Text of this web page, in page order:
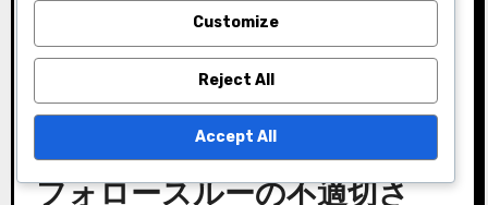
ローンチモニターを利用することで、距離に関す
る貴重なフィードバックを得て、パターンを特定
するのに役立ちます。各クラブでどれだけ飛ばす
かの感覚を身につけることが、全体的な距離管理
を向上させるでしょう。
フォロースルーの不適切さ
Customize
Reject All
Accept All